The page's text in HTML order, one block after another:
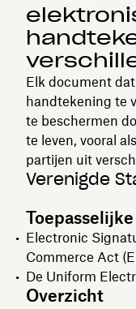
Elk document
handtekening te
te beschermen
te leven, vooral
partijen uit
Verenigde
Electronic
Commerce Act
De Uniform
Overzicht